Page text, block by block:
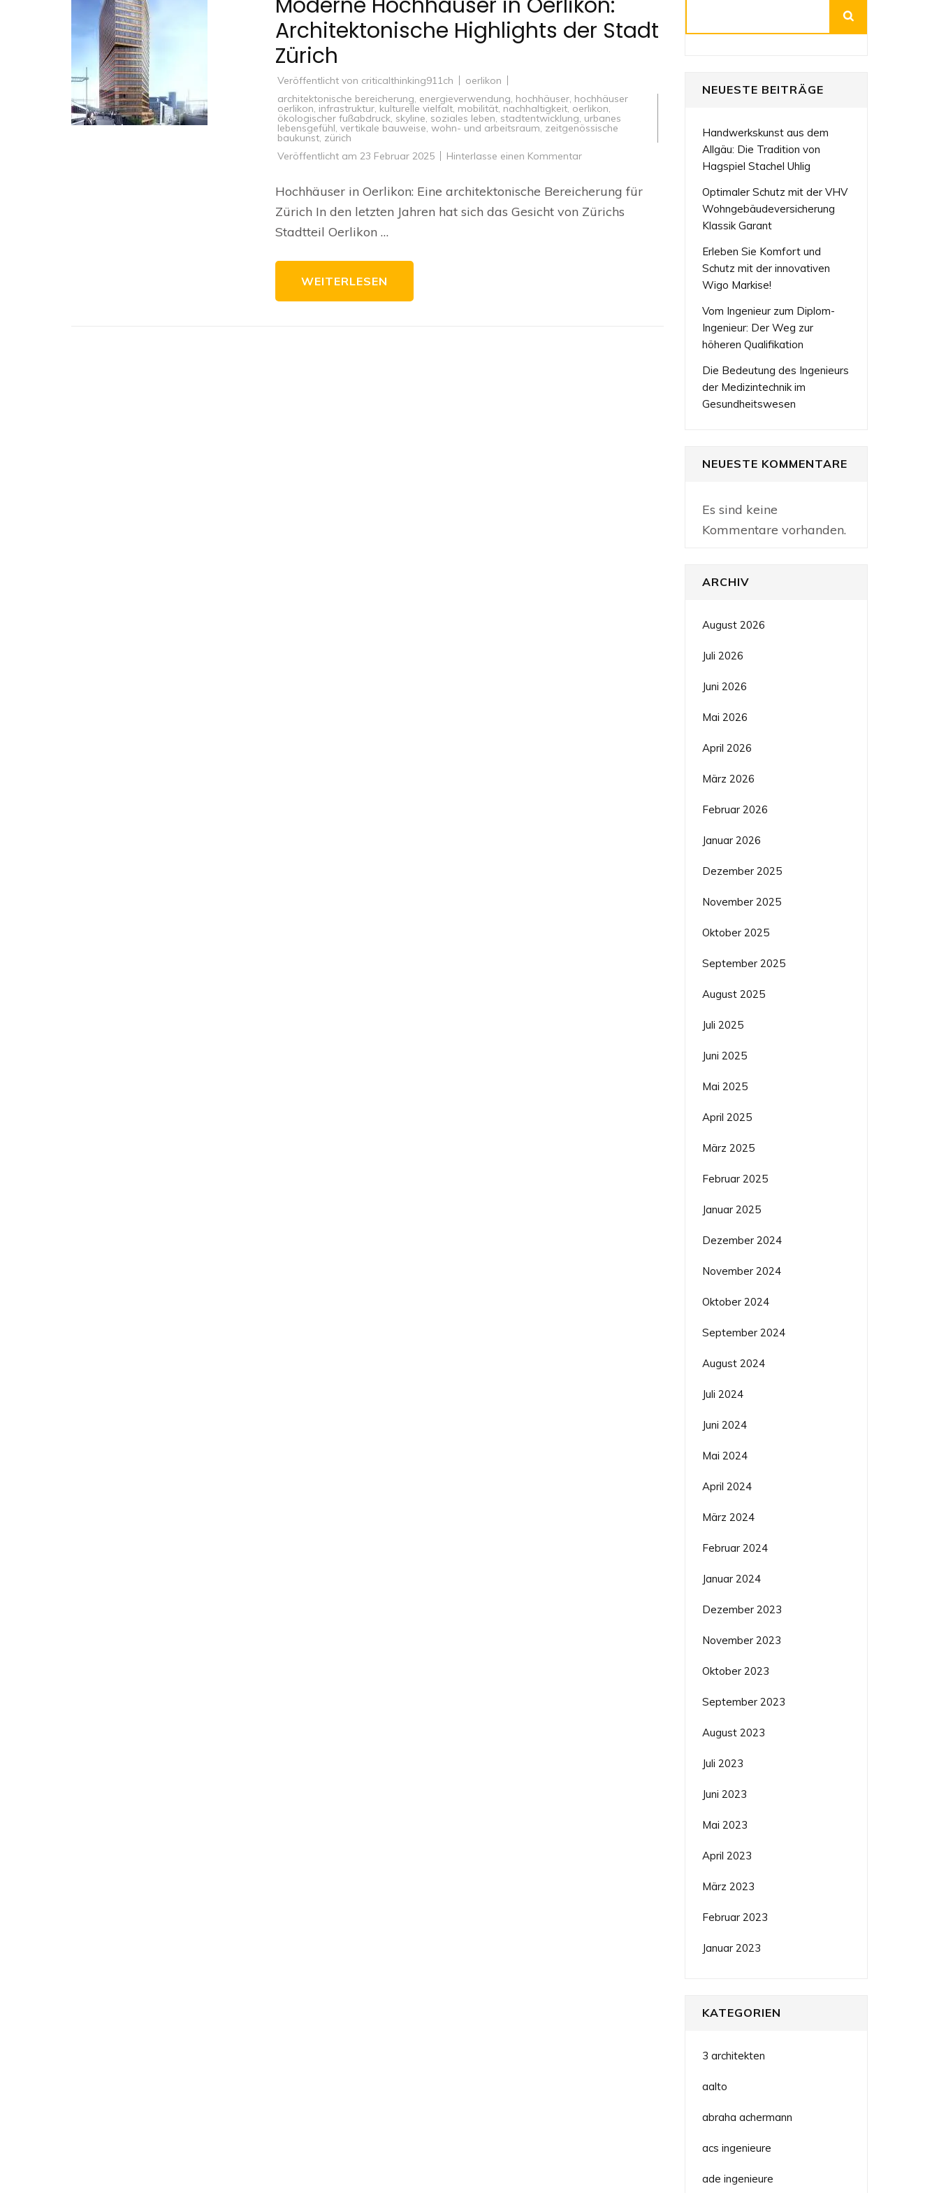
Architektonische Highlights der Stadt
Zürich
Veröffentlicht von criticalthinking911ch
oerlikon
architektonische bereicherung, energieverwendung, hochhäuser, hochhäuser
oerlikon, infrastruktur, kulturelle vielfalt, mobilität, nachhaltigkeit, oerlikon,
ökologischer fußabdruck, skyline, soziales leben, stadtentwicklung, urbanes
lebensgefühl, vertikale bauweise, wohn- und arbeitsraum, zeitgenössische
baukunst, zürich
Veröffentlicht am 23 Februar 2025 Hinterlasse einen Kommentarzu
in
Oerlikon:
Architektonische
Highlights
Hochhäuser in Oerlikon: Eine architektonische Bereicherung für
Zürich In den letzten Jahren hat sich das Gesicht von Zürichs
Stadtteil Oerlikon …
WEITERLESEN
NEUESTE BEITRÄGE
Handwerkskunst aus dem
Allgäu: Die Tradition von
Hagspiel Stachel Uhlig
Optimaler Schutz mit der VHV
Wohngebäudeversicherung
Klassik Garant
Erleben Sie Komfort und
Schutz mit der innovativen
Wigo Markise!
Vom Ingenieur zum Diplom-
Ingenieur: Der Weg zur
höheren Qualifikation
Die Bedeutung des Ingenieurs
der Medizintechnik im
Gesundheitswesen
NEUESTE KOMMENTARE
Es sind keine
Kommentare vorhanden.
ARCHIV
August 2026
Juli 2026
Juni 2026
Mai 2026
April 2026
März 2026
Februar 2026
Januar 2026
Dezember 2025
November 2025
Oktober 2025
September 2025
August 2025
Juli 2025
Juni 2025
Mai 2025
April 2025
März 2025
Februar 2025
Januar 2025
Dezember 2024
November 2024
Oktober 2024
September 2024
August 2024
Juli 2024
Juni 2024
Mai 2024
April 2024
März 2024
Februar 2024
Januar 2024
Dezember 2023
November 2023
Oktober 2023
September 2023
August 2023
Juli 2023
Juni 2023
Mai 2023
April 2023
März 2023
Februar 2023
Januar 2023
KATEGORIEN
3 architekten
aalto
abraha achermann
acs ingenieure
ade ingenieure